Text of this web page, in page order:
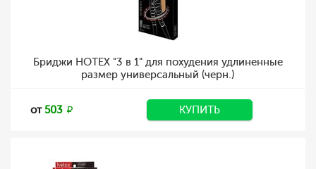
Бриджи HOTEX "3 в 1" для похудения удлиненные
размер универсальный (черн.)
от503 КУПИТЬ